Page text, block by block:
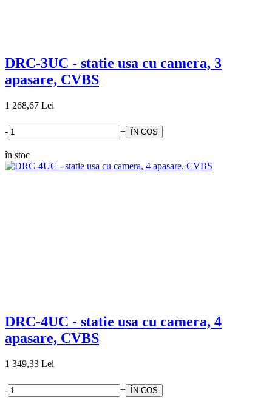
DRC-3UC - statie usa cu camera, 3
apasare, CVBS
1 268,67 Lei
- +
în stoc
DRC-4UC - statie usa cu camera, 4
apasare, CVBS
1 349,33 Lei
- +